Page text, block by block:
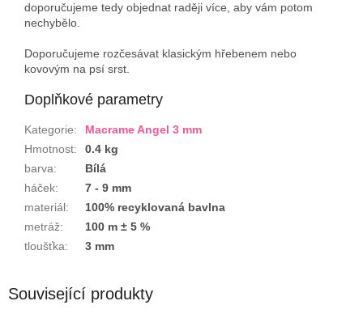
doporučujeme tedy objednat raději více, aby vám potom
nechybělo.
Doporučujeme rozčesávat klasickým hřebenem nebo
kovovým na psí srst.
Doplňkové parametry
Kategorie:
Macrame Angel 3 mm
Hmotnost:
0.4 kg
barva:
Bílá
háček:
7 - 9 mm
materiál:
100% recyklovaná bavlna
metráž:
100 m ± 5 %
tloušťka: 3 mm
Související produkty